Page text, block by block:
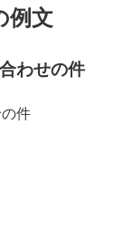
例文
わせの件
件